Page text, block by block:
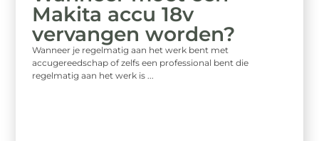
Makita accu 18v
vervangen worden?
Wanneer je regelmatig aan het werk bent met
accugereedschap of zelfs een professional bent die
regelmatig aan het werk is ...